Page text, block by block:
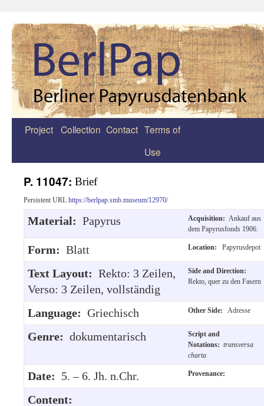
Zum
Project Collection Contact Terms of
Use
P. 11047: Brief
Persistent URL https://berlpap.smb.museum/12970/
Material: Papyrus Acquisition: Ankauf aus
dem Papyrusfonds 1906.
Form: Blatt Location: Papyrusdepot
Text Layout: Rekto: 3 Zeilen,
Verso: 3 Zeilen, vollständig
Side and Direction:
Rekto, quer zu den Fasern
Language: Griechisch Other Side: Adresse
Genre: dokumentarisch
Script and
Notations: transversa
charta
Date: 5. – 6. Jh. n.Chr. Provenance:
Content: